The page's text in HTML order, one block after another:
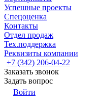
Успешные проекты
Спецоценка
Контакты
Отдел продаж
Тех.поддержка
Реквизиты компании
+7 (342) 206-04-22
Заказать звонок
Задать вопрос
Войти